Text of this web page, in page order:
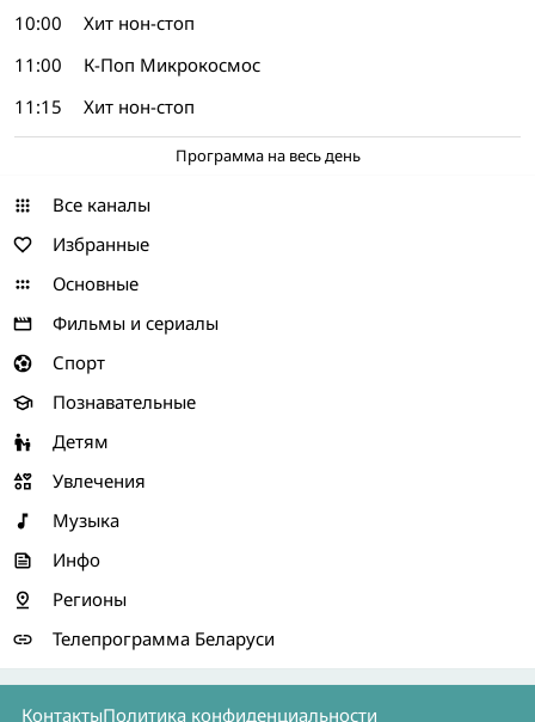
10:00
Хит нон-стоп
11:00
К-Поп Микрокосмос
11:15
Хит нон-стоп
Программа на весь день
Все каналы
Избранные
Основные
Фильмы и сериалы
Спорт
Познавательные
Детям
Увлечения
Музыка
Инфо
Регионы
Телепрограмма Беларуси
КонтактыПолитика конфиденциальности